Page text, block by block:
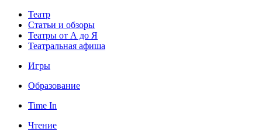
Театр
Статьи и обзоры
Театры от А до Я
Театральная афиша
Игры
Образование
Time In
Чтение